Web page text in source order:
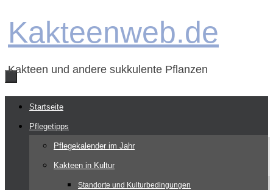
Inhalt
Kakteenweb.de
Kakteen und andere sukkulente Pflanzen
Zum
Inhalt
springen
Startseite
Pflegetipps
Pflegekalender im Jahr
Kakteen in Kultur
Standorte und Kulturbedingungen